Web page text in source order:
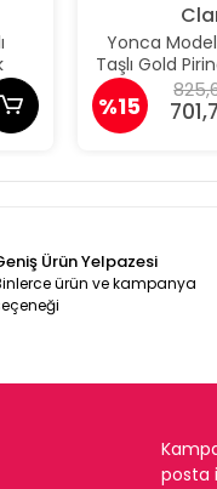
Yonca
Taşlı Gold
%15
Ürün Yelpazesi
ürün ve kampanya
posta